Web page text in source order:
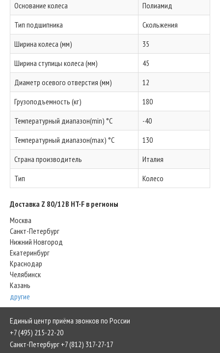
Основание колеса
Полиамид
Тип подшипника
Скольжения
Ширина колеса (мм)
35
Ширина ступицы колеса (мм)
45
Диаметр осевого отверстия (мм)
12
Грузоподъемность (кг)
180
Температурный диапазон(min) °C
-40
Температурный диапазон(max) °C
130
Страна производитель
Италия
Тип
Колесо
Доставка Z 80/12B HT-F в регионы
Москва
Санкт-Петербург
Нижний Новгород
Екатеринбург
Краснодар
Челябинск
Казань
другие
Единый центр приёма звонков по России
+7 (495) 215-22-20
Санкт-Петербург +7 (812) 317-27-17